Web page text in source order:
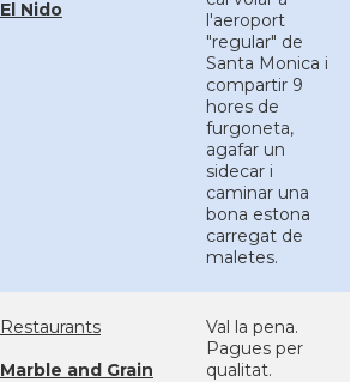
El Nido
l'aeroport
"regular" de
Santa Monica i
compartir 9
hores de
furgoneta,
agafar un
sidecar i
caminar una
bona estona
carregat de
maletes.
Restaurants
Marble and Grain
Val la pena.
Pagues per
qualitat.